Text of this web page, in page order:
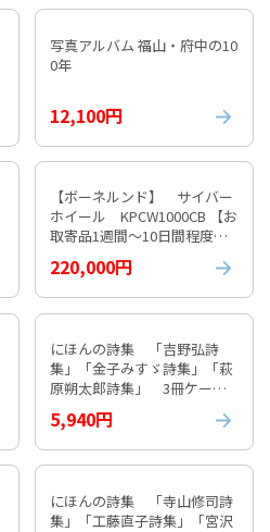
写真アルバム 福山・府中の10
0年
12,100円
【ボーネルンド】 サイバー
ホイール KPCW1000CB 【お
取寄品1週間～10日間程度か
かります】 紹介動画付
220,000円
にほんの詩集 「吉野弘詩
集」「金子みすゞ詩集」「萩
原朔太郎詩集」 3冊ケース
入り⓶
5,940円
にほんの詩集 「寺山修司詩
集」「工藤直子詩集」「宮沢